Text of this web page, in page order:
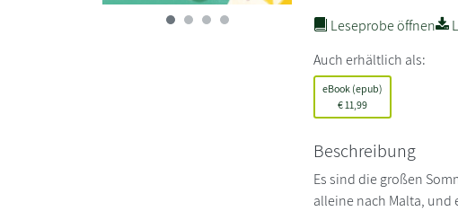
Leseprobe öffnen
Auch erhältlich als:
eBook (epub)
€ 11,99
Beschreibung
Es sind die großen
alleine nach Malta, und